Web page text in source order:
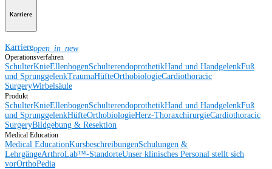
Karriere
Karriereopen_in_new
Operationsverfahren
SchulterKnieEllenbogenSchulterendoprothetikHand und HandgelenkFuß
und SprunggelenkTraumaHüfteOrthobiologieCardiothoracic
SurgeryWirbelsäule
Produkt
SchulterKnieEllenbogenSchulterendoprothetikHand und HandgelenkFuß
und SprunggelenkHüfteOrthobiologieHerz-ThoraxchirurgieCardiothoracic
SurgeryBildgebung & Resektion
Medical Education
Medical EducationKursbeschreibungenSchulungen &
LehrgängeArthroLab™-StandorteUnser klinisches Personal stellt sich
vorOrthoPedia